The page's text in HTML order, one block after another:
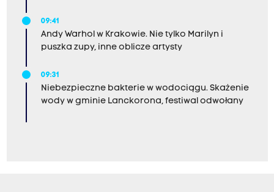
09:41
Andy Warhol w Krakowie. Nie tylko Marilyn i
puszka zupy, inne oblicze artysty
09:31
Niebezpieczne bakterie w wodociągu. Skażenie
wody w gminie Lanckorona, festiwal odwołany